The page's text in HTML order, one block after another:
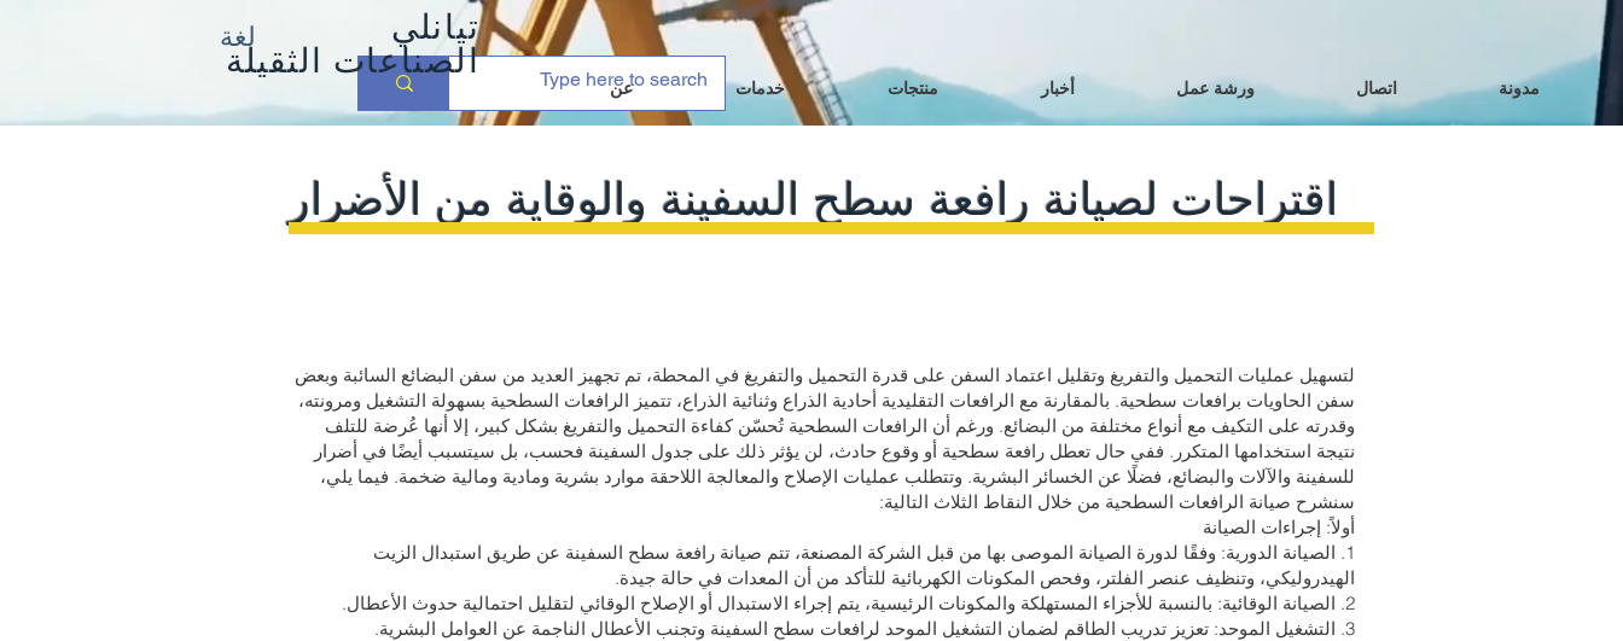
تيانلي
الصناعات الثقيلة
عن خدمات منتجات أخبار ورشة عمل اتصال مدونة
لغة
اقتراحات لصيانة رافعة سطح السفينة والوقاية من الأضرار
لتسهيل عمليات التحميل والتفريغ وتقليل اعتماد السفن على قدرة التحميل والتفريغ في المحطة، تم تجهيز العديد من سفن البضائع السائبة وبعض
سفن الحاويات برافعات سطحية. بالمقارنة مع الرافعات التقليدية أحادية الذراع وثنائية الذراع، تتميز الرافعات السطحية بسهولة التشغيل ومرونته،
وقدرته على التكيف مع أنواع مختلفة من البضائع. ورغم أن الرافعات السطحية تُحسّن كفاءة التحميل والتفريغ بشكل كبير، إلا أنها عُرضة للتلف
نتيجة استخدامها المتكرر. ففي حال تعطل رافعة سطحية أو وقوع حادث، لن يؤثر ذلك على جدول السفينة فحسب، بل سيتسبب أيضًا في أضرار
للسفينة والآلات والبضائع، فضلًا عن الخسائر البشرية. وتتطلب عمليات الإصلاح والمعالجة اللاحقة موارد بشرية ومادية ومالية ضخمة. فيما يلي،
سنشرح صيانة الرافعات السطحية من خلال النقاط الثلاث التالية:
أولاً: إجراءات الصيانة
1. الصيانة الدورية: وفقًا لدورة الصيانة الموصى بها من قبل الشركة المصنعة، تتم صيانة رافعة سطح السفينة عن طريق استبدال الزيت
الهيدروليكي، وتنظيف عنصر الفلتر، وفحص المكونات الكهربائية للتأكد من أن المعدات في حالة جيدة.
2. الصيانة الوقائية: بالنسبة للأجزاء المستهلكة والمكونات الرئيسية، يتم إجراء الاستبدال أو الإصلاح الوقائي لتقليل احتمالية حدوث الأعطال.
3. التشغيل الموحد: تعزيز تدريب الطاقم لضمان التشغيل الموحد لرافعات سطح السفينة وتجنب الأعطال الناجمة عن العوامل البشرية.